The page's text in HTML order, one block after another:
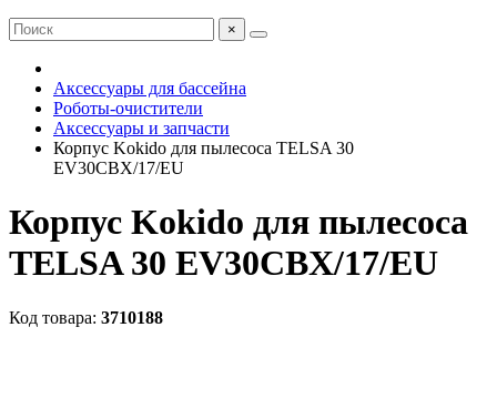
×
Аксессуары для бассейна
Роботы-очистители
Аксессуары и запчасти
Корпус Kokido для пылесоса TELSA 30
EV30CBX/17/EU
Корпус Kokido для пылесоса
TELSA 30 EV30CBX/17/EU
Код товара: 3710188